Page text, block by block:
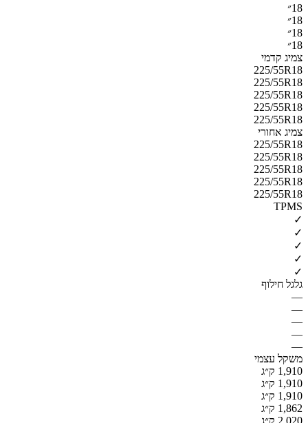
18״
18״
18״
18״
צמיג קדמי
225/55R18
225/55R18
225/55R18
225/55R18
225/55R18
צמיג אחורי
225/55R18
225/55R18
225/55R18
225/55R18
225/55R18
TPMS
✓
✓
✓
✓
✓
גלגל חילוף
—
—
—
—
—
משקל עצמי
1,910 ק״ג
1,910 ק״ג
1,910 ק״ג
1,862 ק״ג
2,020 ק״ג